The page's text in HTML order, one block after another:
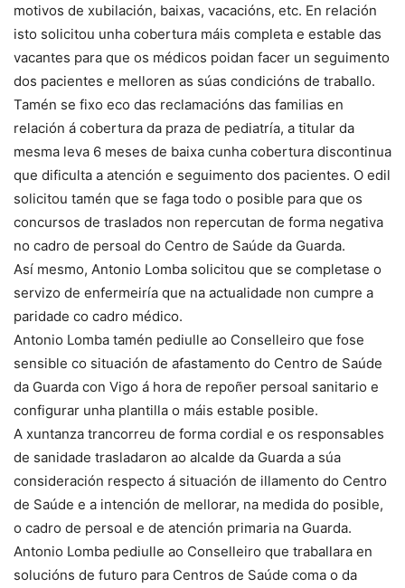
motivos de xubilación, baixas, vacacións, etc. En relación
isto solicitou unha cobertura máis completa e estable das
vacantes para que os médicos poidan facer un seguimento
dos pacientes e melloren as súas condicións de traballo.
Tamén se fixo eco das reclamacións das familias en
relación á cobertura da praza de pediatría, a titular da
mesma leva 6 meses de baixa cunha cobertura discontinua
que dificulta a atención e seguimento dos pacientes. O edil
solicitou tamén que se faga todo o posible para que os
concursos de traslados non repercutan de forma negativa
no cadro de persoal do Centro de Saúde da Guarda.
Así mesmo, Antonio Lomba solicitou que se completase o
servizo de enfermeiría que na actualidade non cumpre a
paridade co cadro médico.
Antonio Lomba tamén pediulle ao Conselleiro que fose
sensible co situación de afastamento do Centro de Saúde
da Guarda con Vigo á hora de repoñer persoal sanitario e
configurar unha plantilla o máis estable posible.
A xuntanza trancorreu de forma cordial e os responsables
de sanidade trasladaron ao alcalde da Guarda a súa
consideración respecto á situación de illamento do Centro
de Saúde e a intención de mellorar, na medida do posible,
o cadro de persoal e de atención primaria na Guarda.
Antonio Lomba pediulle ao Conselleiro que traballara en
solucións de futuro para Centros de Saúde coma o da